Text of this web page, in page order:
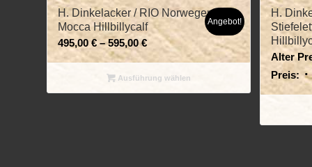
H. Dinkelacker / RIO Norweger /
Mocca Hillbillycalf
495,00 €–595,00€
Angebot!
Ausführung wählen
H.
Alter
Preis: